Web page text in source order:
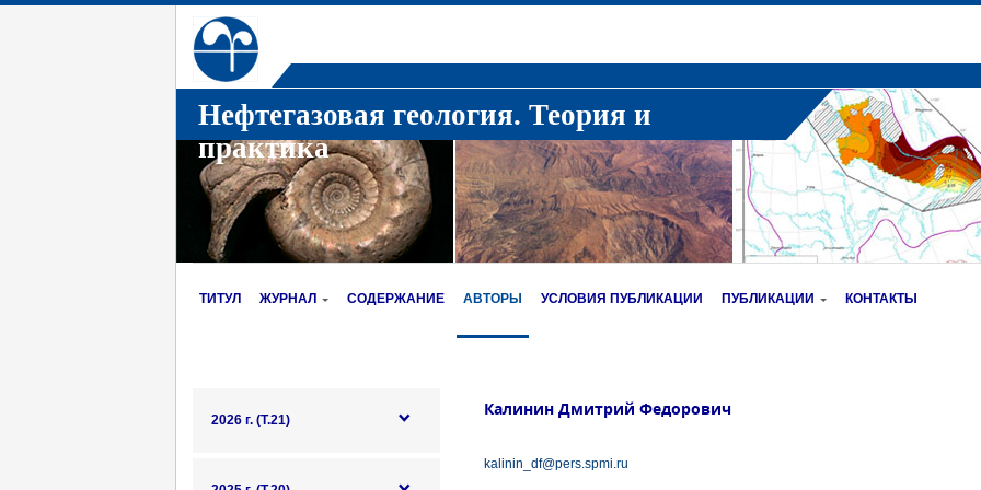
Нефтегазовая геология. Теория и
практика
ТИТУЛ ЖУРНАЛ СОДЕРЖАНИЕ АВТОРЫ УСЛОВИЯ ПУБЛИКАЦИИ ПУБЛИКАЦИИ КОНТАКТЫ
2026 г. (Т.21)
Калинин Дмитрий Федорович
kalinin_df@pers.spmi.ru